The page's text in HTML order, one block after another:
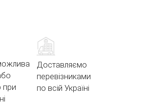
при
Доставляємо
перевізниками
по всій Україні